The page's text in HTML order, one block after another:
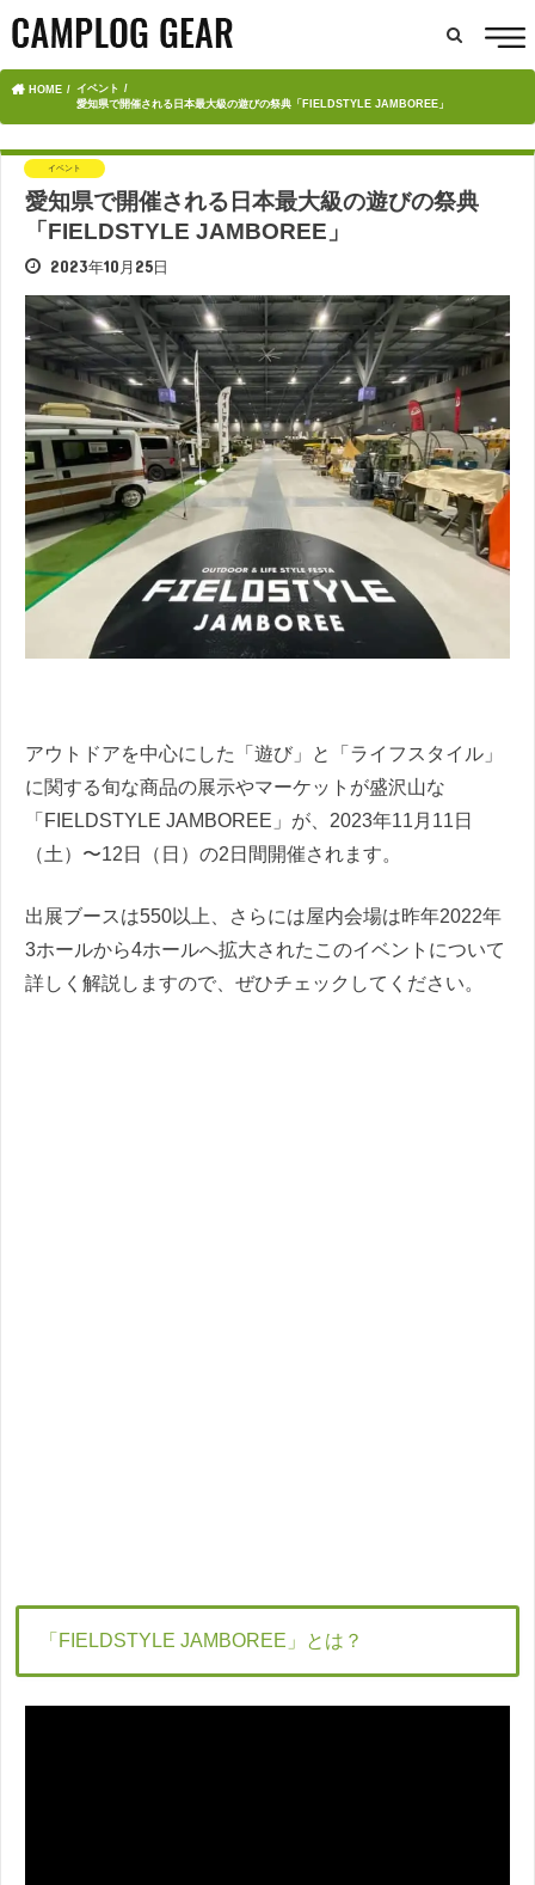
HOME
イベント
愛知県で開催される日本最大級の遊びの祭典「FIELDSTYLE JAMBOREE」
イベント
愛知県で開催される日本最大級の遊びの祭典
「FIELDSTYLE JAMBOREE」
2023年10月25日
アウトドアを中心にした「遊び」と「ライフスタイル」
に関する旬な商品の展示やマーケットが盛沢山な
「FIELDSTYLE JAMBOREE」が、2023年11月11日
（土）〜12日（日）の2日間開催されます。
出展ブースは550以上、さらには屋内会場は昨年2022年
3ホールから4ホールへ拡大されたこのイベントについて
詳しく解説しますので、ぜひチェックしてください。
「FIELDSTYLE JAMBOREE」とは？